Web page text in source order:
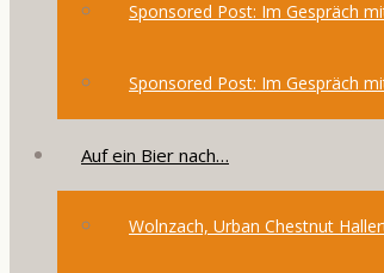
Sponsored Post: Im Gespräch
Sponsored Post: Im Gespräch
Auf ein Bier nach…
Wolnzach, Urban Chestnut